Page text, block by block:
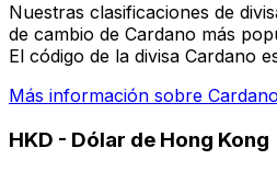
Nuestras clasificaciones de
de cambio de Cardano más
El código de la divisa Cardano
Más información sobre Cardano
HKD - Dólar de Hong Kong